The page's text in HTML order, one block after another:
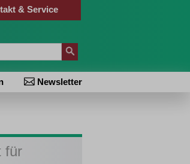
& Service
Newsletter
für